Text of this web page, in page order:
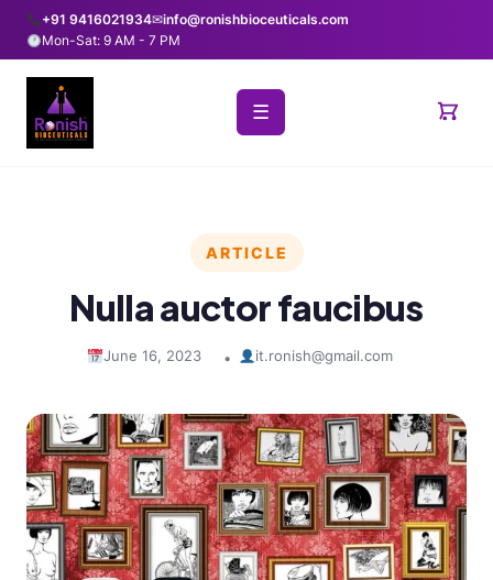
+91 9416021934✉info@ronishbioceuticals.com
Mon-Sat: 9 AM - 7 PM
☰
ARTICLE
Nulla auctor faucibus
June 16, 2023 • it.ronish@gmail.com